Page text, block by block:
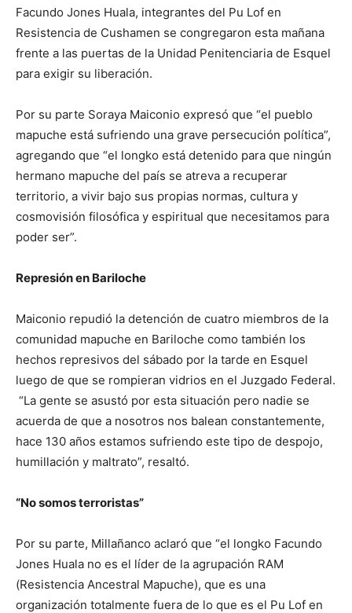
Facundo Jones Huala, integrantes del Pu Lof en
Resistencia de Cushamen se congregaron esta mañana
frente a las puertas de la Unidad Penitenciaria de Esquel
para exigir su liberación.
Por su parte Soraya Maiconio expresó que “el pueblo
mapuche está sufriendo una grave persecución política”,
agregando que “el longko está detenido para que ningún
hermano mapuche del país se atreva a recuperar
territorio, a vivir bajo sus propias normas, cultura y
cosmovisión filosófica y espiritual que necesitamos para
poder ser”.
Represión en Bariloche
Maiconio repudió la detención de cuatro miembros de la
comunidad mapuche en Bariloche como también los
hechos represivos del sábado por la tarde en Esquel
luego de que se rompieran vidrios en el Juzgado Federal.
“La gente se asustó por esta situación pero nadie se
acuerda de que a nosotros nos balean constantemente,
hace 130 años estamos sufriendo este tipo de despojo,
humillación y maltrato”, resaltó.
“No somos terroristas”
Por su parte, Millañanco aclaró que “el longko Facundo
Jones Huala no es el líder de la agrupación RAM
(Resistencia Ancestral Mapuche), que es una
organización totalmente fuera de lo que es el Pu Lof en